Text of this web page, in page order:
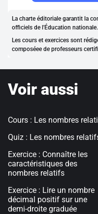
La charte éditoriale garantit la
officiels de l'Éducation nationale.
Les cours et exercices sont
composéee de professeurs
Voir aussi
Cours : Les nombres
Quiz : Les nombres
Exercice : Connaître les
caractéristiques des
nombres relatifs
Exercice : Lire un nombre
décimal positif sur une
demi-droite graduée